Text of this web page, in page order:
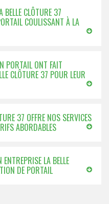
BELLE CLÔTURE 37
COULISSANT À LA
PORTAIL ONT FAIT
CLÔTURE 37 POUR LEUR
37 OFFRE NOS SERVICES
ABORDABLES
LA BELLE
DE PORTAIL